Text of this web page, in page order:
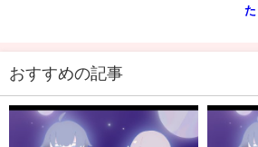
た
おすすめの記事